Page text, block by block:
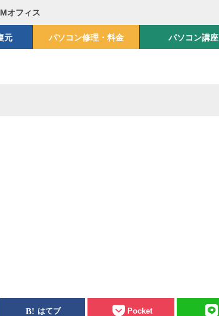
オフィス
元 パソコン修理・料金 パソコン講座
はてブ Pocket